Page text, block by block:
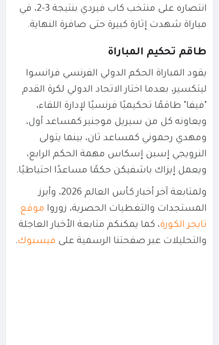
انتصاره على منتخب كاب فيردي بنتيجة 3-2، في
مباراة شهدت إثارة كبيرة حتى صافرة النهاية.
طاقم تحكيم المباراة
يقود المباراة الحكم الدولي الفرنسي فرانسوا
ليتكسير، بعدما اختار الاتحاد الدولي لكرة القدم
"فيفا" طاقمًا تحكيميًا فرنسيًا لإدارة اللقاء،
ويعاونه كل من سيريل موجنير كمساعد أول،
ومهدي رحموني كمساعد ثان، بينما يتولى
النرويجي إسبن إسكاس مهمة الحكم الرابع،
ويعمل إيزاك باشفيكن حكمًا مساعدًا احتياطيًا.
ولمتابعة آخر أخبار كأس العالم 2026، وأبرز
المستجدات والتغطيات الحصرية، زوروا موقع
تايجر الكورة، كما يمكنكم متابعة الأخبار العاجلة
والتحليلات عبر صفحتنا الرسمية على فيسبوك.